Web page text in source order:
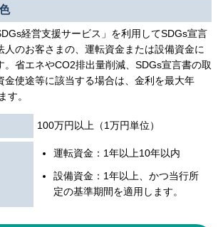
経営支援サービス」を利用してSDGs宣言
人のお客さまの、運転資金または設備資金に
。省エネやCO2排出量削減、SDGs宣言書の取
金使途等に該当する場合は、金利を最大年
す。
100万円以上（1万円単位）
運転資金：1年以上10年以内
設備資金：1年以上、かつ当行所
定の基準期間を適用します。